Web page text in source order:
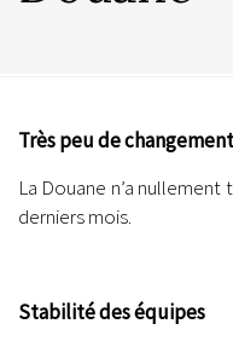
Très peu de
La Douane n’a
derniers mois.
Stabilité des équipes